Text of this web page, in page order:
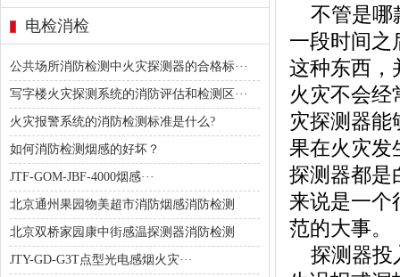
电检消检
公共场所消防检测中火灾探测器的合格标···
写字楼火灾探测系统的消防评估和检测区···
火灾报警系统的消防检测标准是什么?
如何消防检测烟感的好坏？
JTF-GOM-JBF-4000烟感···
北京通州果园物美超市消防烟感消防检测
北京双桥家园康中街感温探测器消防检测
JTY-GD-G3T点型光电感烟火灾···
不管是哪
一段时间之
这种东西，
火灾不会经
灾探测器能
果在火灾发
探测器都是
来说是一个
范的大事。
探测器投